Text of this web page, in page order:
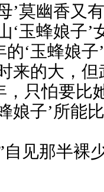
’莫幽香又
‘玉蜂娘子
‘玉蜂娘
来的大，
，只怕要比
娘子’所能
见那半裸